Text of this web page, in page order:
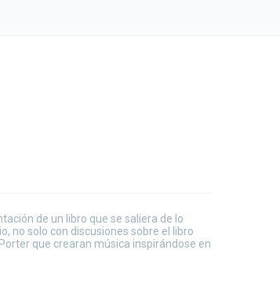
de un libro que se saliera de lo
no solo con discusiones sobre el libro
que crearan música inspirándose en